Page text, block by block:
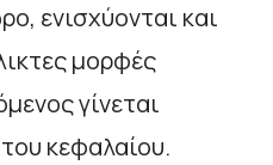
ενισχύονται και
μορφές
γίνεται
κεφαλαίου.